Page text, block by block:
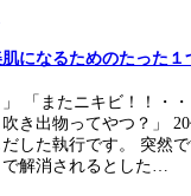
になるためのたった１
」 「またニキビ！！・
き出物ってやつ？」
した執行です。 突然
解消されるとした…